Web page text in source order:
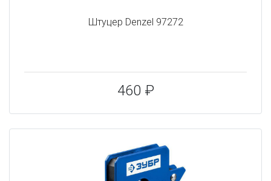
Штуцер Denzel 97272
460 ₽